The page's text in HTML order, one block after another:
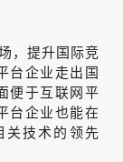
，提升国际竞
台企业走出国
便于互联网平
台企业也能在
技术的领先